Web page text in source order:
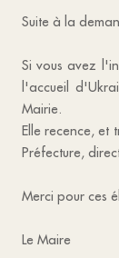
Suite à la
Si vous avez
l'accueil
Mairie.
Elle recence, et
Préfecture,
Merci pour ces
Le Maire